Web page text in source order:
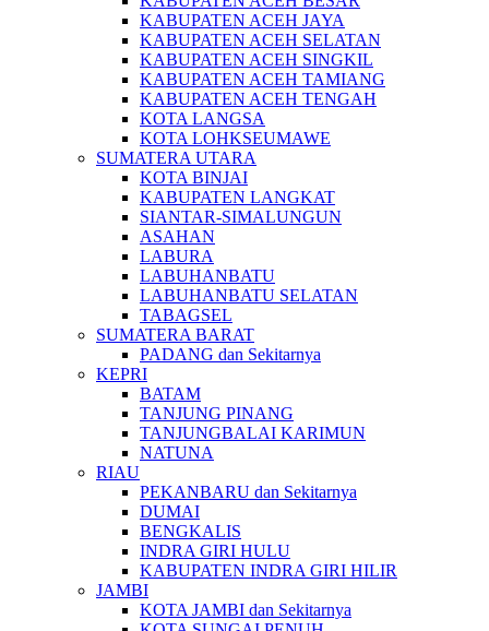
KABUPATEN ACEH JAYA
KABUPATEN ACEH SELATAN
KABUPATEN ACEH SINGKIL
KABUPATEN ACEH TAMIANG
KABUPATEN ACEH TENGAH
KOTA LANGSA
KOTA LOHKSEUMAWE
SUMATERA UTARA
KOTA BINJAI
KABUPATEN LANGKAT
SIANTAR-SIMALUNGUN
ASAHAN
LABURA
LABUHANBATU
LABUHANBATU SELATAN
TABAGSEL
SUMATERA BARAT
PADANG dan Sekitarnya
KEPRI
BATAM
TANJUNG PINANG
TANJUNGBALAI KARIMUN
NATUNA
RIAU
PEKANBARU dan Sekitarnya
DUMAI
BENGKALIS
INDRA GIRI HULU
KABUPATEN INDRA GIRI HILIR
JAMBI
KOTA JAMBI dan Sekitarnya